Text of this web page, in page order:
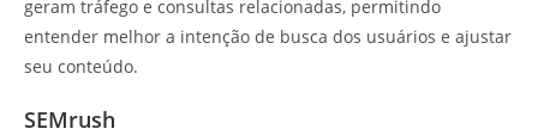
geram tráfego e consultas relacionadas, permitindo
entender melhor a intenção de busca dos usuários e ajustar
seu conteúdo.
SEMrush